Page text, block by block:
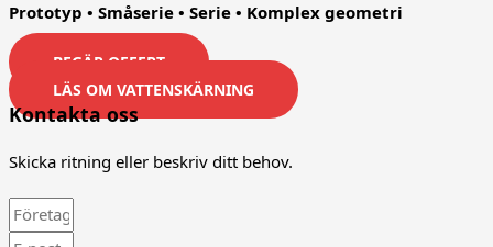
Prototyp • Småserie • Serie • Komplex geometri
BEGÄR OFFERT
LÄS OM VATTENSKÄRNING
Kontakta oss
Skicka ritning eller beskriv ditt behov.